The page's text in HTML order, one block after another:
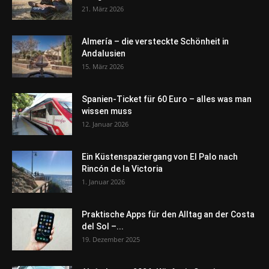
21. März 2026
Almería – die versteckte Schönheit in
Andalusien
15. März 2026
Spanien-Ticket für 60 Euro – alles was man
wissen muss
12. Januar 2026
Ein Küstenspaziergang von El Palo nach
Rincón de la Victoria
1. Januar 2026
Praktische Apps für den Alltag an der Costa
del Sol –...
19. Dezember 2025